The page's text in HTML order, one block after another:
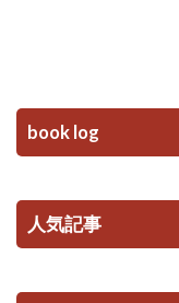
book log
人気記事